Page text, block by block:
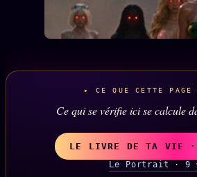
▸ CE QUE CETTE PAGE
Ce qui se vérifie ici se calcule
LE LIVRE DE TA VIE
Le Portrait · 9